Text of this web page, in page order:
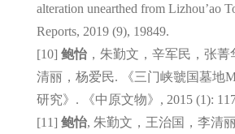
alteration unearthed from Lizhou’ao
Reports, 2019 (9), 19849.
[10] 鲍怡，朱勤文，辛军民，张菁
清丽，杨爱民. 《三门峡虢国墓地
研究》. 《中原文物》, 2015 (1):
[11] 鲍怡, 朱勤文，王治国，李清